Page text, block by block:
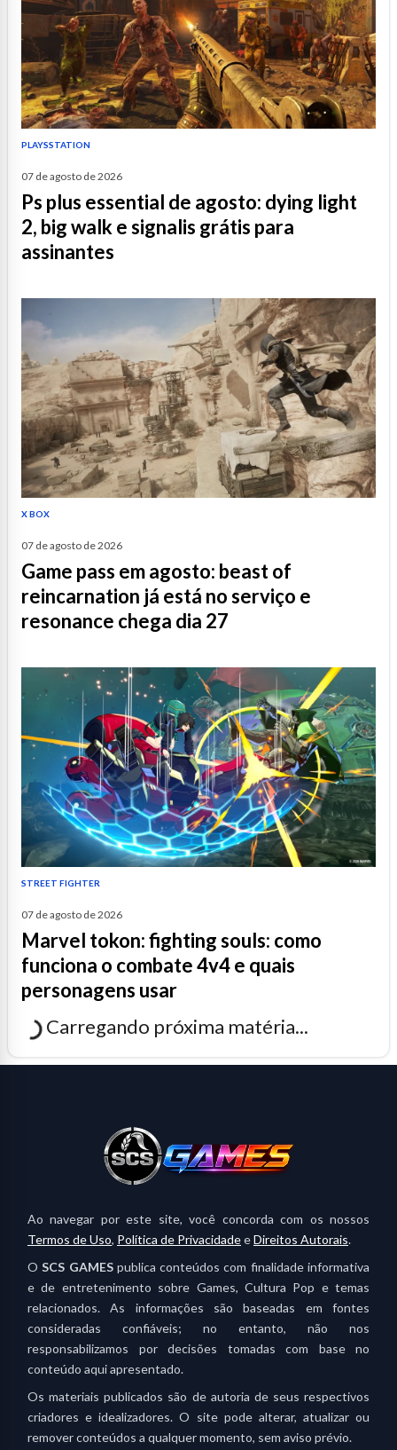
PLAYSSTATION
07 de agosto de 2026
ps plus essential de agosto: dying light
2, big walk e signalis grátis para
assinantes
X BOX
07 de agosto de 2026
game pass em agosto: beast of
reincarnation já está no serviço e
resonance chega dia 27
STREET FIGHTER
07 de agosto de 2026
marvel tokon: fighting souls: como
funciona o combate 4v4 e quais
personagens usar
Carregando próxima matéria...
Ao navegar por este site, você concorda com os nossos
Termos de Uso, Política de PrivacidadeeDireitos Autorais.
OSCS GAMESpublica conteúdos com finalidade informativa
e de entretenimento sobre Games, Cultura Pop e temas
relacionados. As informações são baseadas em fontes
consideradas confiáveis; no entanto, não nos
responsabilizamos por decisões tomadas com base no
conteúdo aqui apresentado.
Os materiais publicados são de autoria de seus respectivos
criadores e idealizadores. O site pode alterar, atualizar ou
remover conteúdos a qualquer momento, sem aviso prévio.